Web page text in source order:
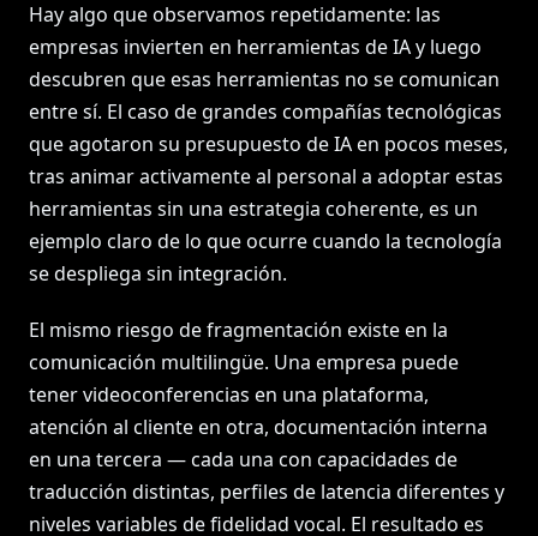
Hay algo que observamos repetidamente: las
empresas invierten en herramientas de IA y luego
descubren que esas herramientas no se comunican
entre sí. El caso de grandes compañías tecnológicas
que agotaron su presupuesto de IA en pocos meses,
tras animar activamente al personal a adoptar estas
herramientas sin una estrategia coherente, es un
ejemplo claro de lo que ocurre cuando la tecnología
se despliega sin integración.
El mismo riesgo de fragmentación existe en la
comunicación multilingüe. Una empresa puede
tener videoconferencias en una plataforma,
atención al cliente en otra, documentación interna
en una tercera — cada una con capacidades de
traducción distintas, perfiles de latencia diferentes y
niveles variables de fidelidad vocal. El resultado es